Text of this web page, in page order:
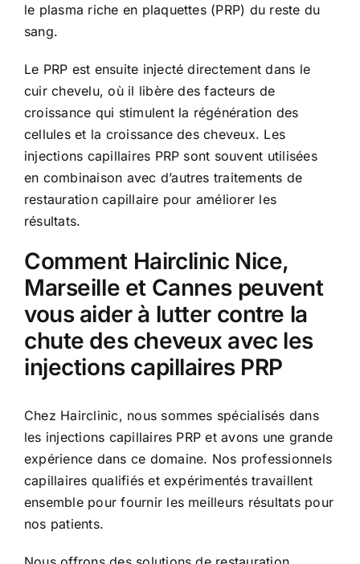
le plasma riche en plaquettes (PRP) du reste du
sang.
Le PRP est ensuite injecté directement dans le
cuir chevelu, où il libère des facteurs de
croissance qui stimulent la régénération des
cellules et la croissance des cheveux. Les
injections capillaires PRP sont souvent utilisées
en combinaison avec d’autres traitements de
restauration capillaire pour améliorer les
résultats.
Comment Hairclinic Nice,
Marseille et Cannes peuvent
vous aider à lutter contre la
chute des cheveux avec les
injections capillaires PRP
Chez Hairclinic, nous sommes spécialisés dans
les injections capillaires PRP et avons une grande
expérience dans ce domaine. Nos professionnels
capillaires qualifiés et expérimentés travaillent
ensemble pour fournir les meilleurs résultats pour
nos patients.